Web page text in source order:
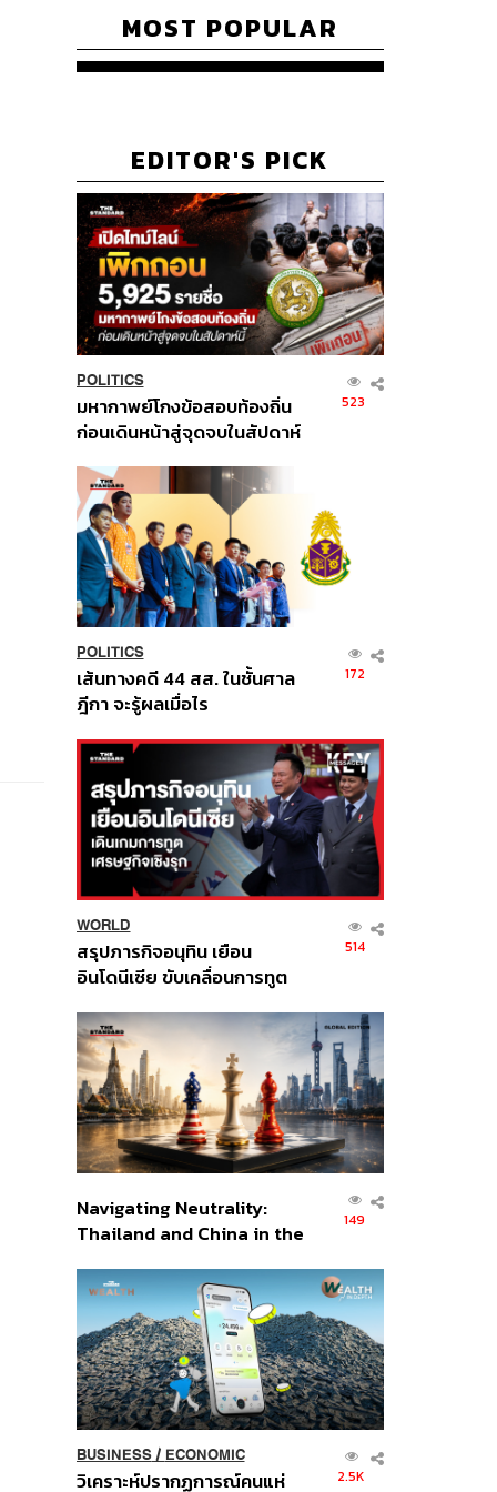
MOST POPULAR
EDITOR'S PICK
POLITICS
มหากาพย์โกงข้อสอบท้องถิ่น
ก่อนเดินหน้าสู่จุดจบในสัปดาห์
523
POLITICS
เส้นทางคดี 44 สส. ในชั้นศาล
ฎีกา จะรู้ผลเมื่อไร
172
WORLD
สรุปภารกิจอนุทิน เยือน
อินโดนีเซีย ขับเคลื่อนการทูต
ส่วนยุทธศาสตร์ไทย –
อินโดนีเซีย
514
Navigating Neutrality:
Thailand and China in the
Order
149
BUSINESS/ ECONOMIC
วิเคราะห์ปรากฏการณ์คนแห่ 2.5K